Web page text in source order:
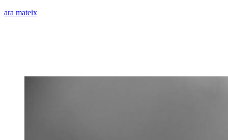
ara mateix